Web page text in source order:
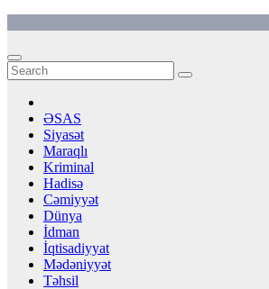
content
ƏSAS
Siyasət
Maraqlı
Kriminal
Hadisə
Cəmiyyət
Dünya
İdman
İqtisadiyyat
Mədəniyyət
Təhsil